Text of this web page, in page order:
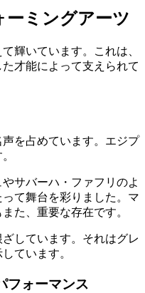
ーミングアーツ
輝いています。これは、
才能によって支えられて
声を占めています。エジプ
サバーハ・ファフリのよ
て舞台を彩りました。マ
た、重要な存在です。
しています。それはグレ
ています。
フォーマンス